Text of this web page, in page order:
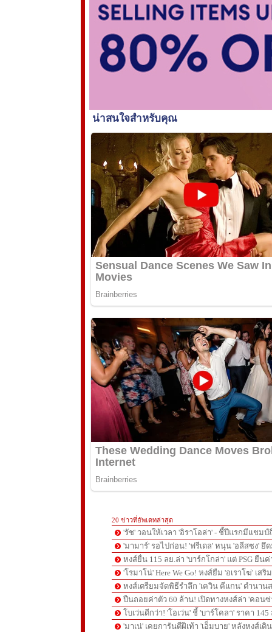
20 ข่าวที่อัพเดทล่าสุด
'รัช' วอนให้เวลา 'อิราโอล่า' - ชี้ปีแรกมีแชมป์
'มามาร์' รอไปก่อน! 'ฟรีเดล' หนุน 'อลีสซง' ยึ
หงส์ยื่น 115 ลย.ล่า 'บาร์กโกล่า' แต่ PSG ยืนค่
'โรมาโน่' Here We Go! หงส์ยืม 'อเราโฆ่' เสริ
หงส์เตรียมจัดพิธีรำลึก 'เควิน คีแกน' ตำนาน
ปืนถอยค่าตัว 60 ล้าน! เปิดทางหงส์ล่า 'คอนซ่
โบเว่นดีกว่า! 'โอเว่น' ชี้ 'บาร์โคลา' ราคา
'มาเน่' เคยการันตีฝีเท้า 'เอ็มบาย' หลังหงส์เดิ